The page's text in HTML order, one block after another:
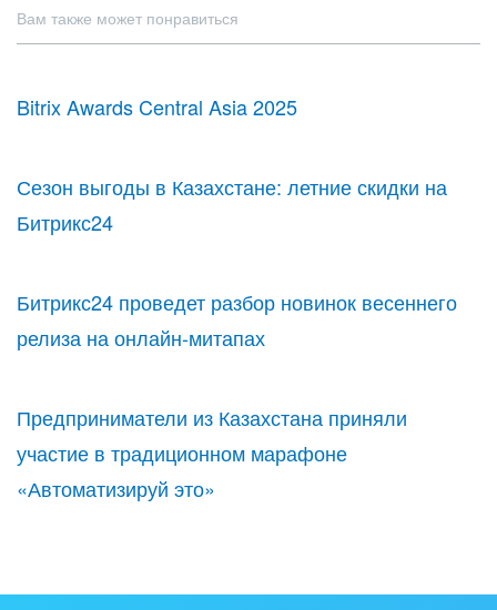
Вам также может понравиться
Bitrix Awards Central Asia 2025
Сезон выгоды в Казахстане: летние скидки на
Битрикс24
Битрикс24 проведет разбор новинок весеннего
релиза на онлайн-митапах
Предприниматели из Казахстана приняли
участие в традиционном марафоне
«Автоматизируй это»